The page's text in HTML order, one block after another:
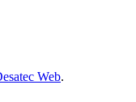
Web.